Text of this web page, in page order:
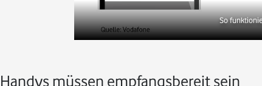
So
Handys müssen empfangsbereit sein